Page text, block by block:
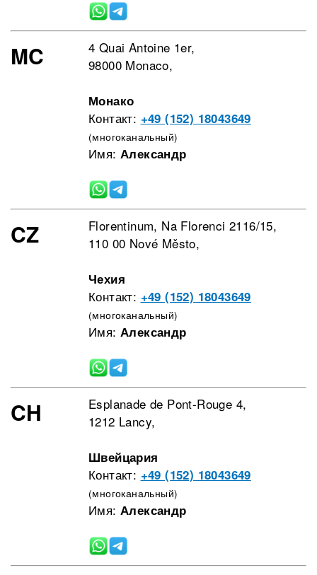
MC
4 Quai Antoine 1er,
98000 Monaco,
Монако
Контакт: +49 (152) 18043649
(многоканальный)
Имя: Александр
CZ
Florentinum, Na Florenci 2116/15,
110 00 Nové Město,
Чехия
Контакт: +49 (152) 18043649
(многоканальный)
Имя: Александр
CH
Esplanade de Pont-Rouge 4,
1212 Lancy,
Швейцария
Контакт: +49 (152) 18043649
(многоканальный)
Имя: Александр